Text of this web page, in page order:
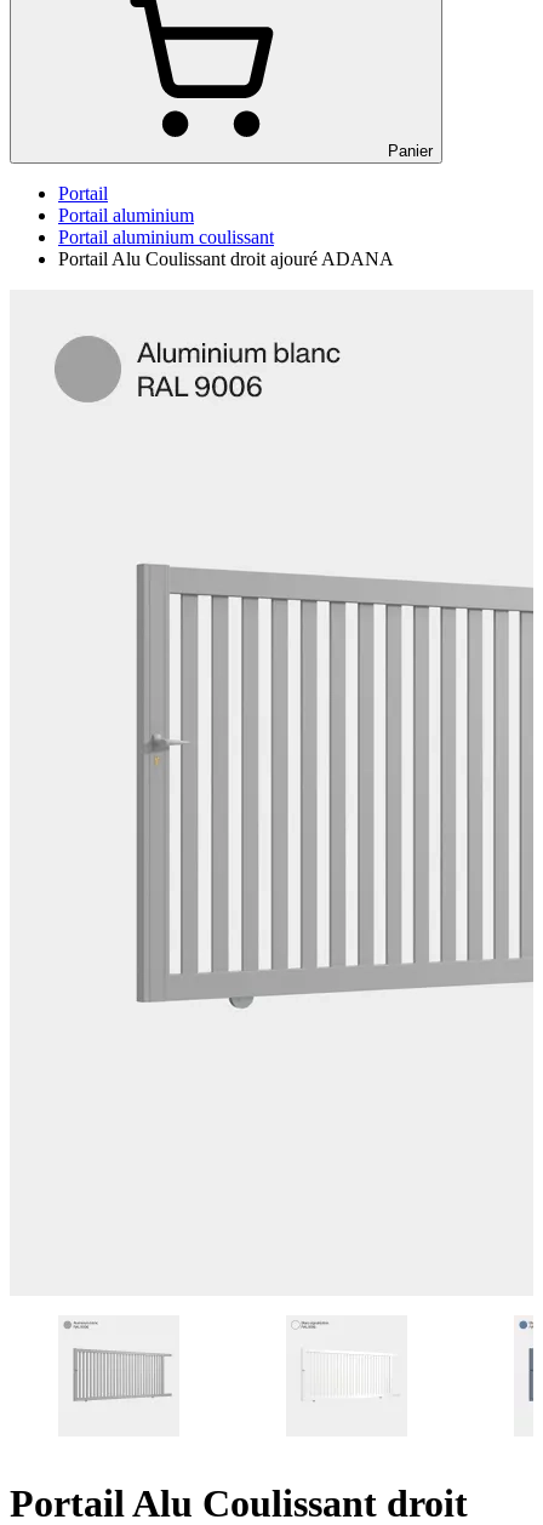
Panier
Portail
Portail aluminium
Portail aluminium coulissant
Portail Alu Coulissant droit ajouré ADANA
Portail Alu Coulissant droit